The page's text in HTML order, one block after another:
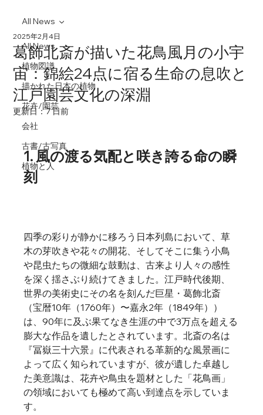
All News
植物図譜
描かれた日本の植物
花卉/園芸
会社
古書/古写真
植物と人
All News
葛飾北斎が描いた花鳥風月の小宇
宙：錦絵24点に宿る生命の息吹と
江戸園芸文化の深淵
2025年2月4日
更新日：7 日前
1. 風の渡る気配と咲き誇る命の瞬
刻
四季の彩りが静かに移ろう日本列島において、草
木の芽吹きや花々の開花、そしてそこに集う小鳥
や昆虫たちの微細な鼓動は、古来より人々の感性
を深く揺さぶり続けてきました。江戸時代後期、
世界の美術史にその名を刻んだ巨星・葛飾北斎
（宝暦10年（1760年）〜嘉永2年（1849年））
は、90年に及ぶ果てなき生涯の中で3万点を超える
膨大な作品を遺したとされています。北斎の名は
『冨嶽三十六景』に代表される革新的な風景画に
よって広く知られていますが、彼が遺した卓越し
た美意識は、花卉や鳥虫を題材とした「花鳥画」
の領域においても極めて高い到達点を示していま
す。